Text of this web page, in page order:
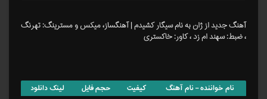
آهنگ جدید از ژان به نام سیگار کشیدم | آهنگساز، میکس و مسترینگ: تهرنگ
، ضبط: سهند ام زد ، کاور: خاکستری
نام خواننده – نام آهنگ کیفیت حجم فایل
لینک دانلود